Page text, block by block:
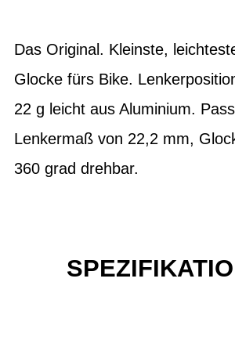
Das Original. Kleinste,
Glocke fürs Bike.
22 g leicht aus Aluminium.
Lenkermaß von 22,2 mm,
360 grad drehbar.